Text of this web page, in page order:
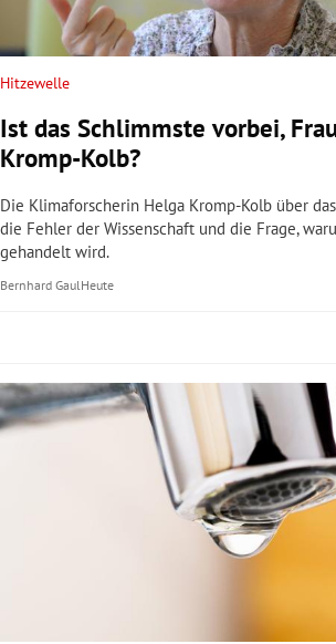
Untermenü
Untermenü
Untermenü
Untermenü
Untermenü
Untermenü
Hitzewelle
Ist das Schlimmste vorbei,
Kromp-Kolb?
Die Klimaforscherin Helga Kromp-Kolb über
die Fehler der Wissenschaft und die Frage,
gehandelt wird.
Bernhard GaulHeute